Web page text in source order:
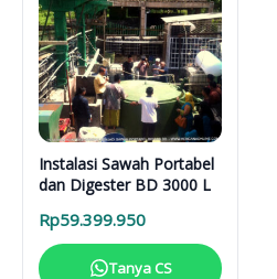
Instalasi Sawah Portabel
dan Digester BD 3000 L
Rp59.399.950
Tanya CS